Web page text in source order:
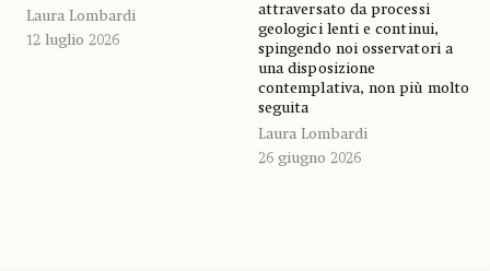
Laura Lombardi
12 luglio 2026
attraversato da processi
geologici lenti e continui,
spingendo noi osservatori a
una disposizione
contemplativa, non più molto
seguita
Laura Lombardi
26 giugno 2026